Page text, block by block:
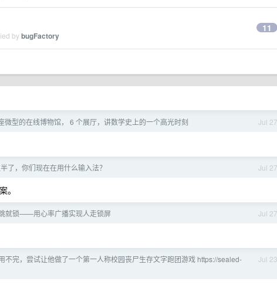
bybugFactory
11
Jul 27
微型的在线博物馆， 6 个展厅，讲数学史上的一个高光时刻
Jul 27
了，你们现在在用什么输入法？
。
Jul 27
就锁——用心率广播实现人走锁屏
Jul 23
不完，尝试让他做了一个第一人称校园丧尸生存文字跑团游戏 https://sealed-